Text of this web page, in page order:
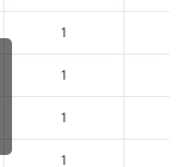
1
1
1
1